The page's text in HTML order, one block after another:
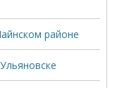
районе